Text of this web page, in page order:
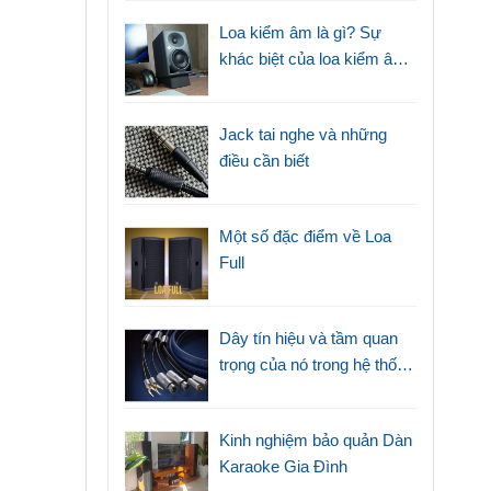
Loa kiểm âm là gì? Sự
khác biệt của loa kiểm âm
Jack tai nghe và những
điều cần biết
Một số đặc điểm về Loa
Full
Dây tín hiệu và tầm quan
trọng của nó trong hệ thống
Kinh nghiệm bảo quản Dàn
Karaoke Gia Đình